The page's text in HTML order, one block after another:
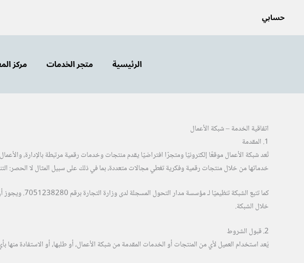
المحتوى
حسابي
الرئيسية متجر الخدمات مركز
اتفاقية الخدمة – شبكة الأعمال
1. المقدمة
تُعد شبكة الأعمال موقعًا إلكترونيًا ومتجرًا افتراضيًا يقدم منتجات وخدمات رقمية مرتبطة بالإدارة،
خدماتها من خلال منتجات رقمية وفكرية تغطي مجالات متعددة، بما في ذلك على سبيل المثال لا الحصر:
كما تتبع
خلال الشبكة.
2. قبول الشروط
يُعد استخدام العميل لأي من المنتجات أو الخدمات المقدمة من شبكة الأعمال، أو طلبها، أو الاستفادة منها